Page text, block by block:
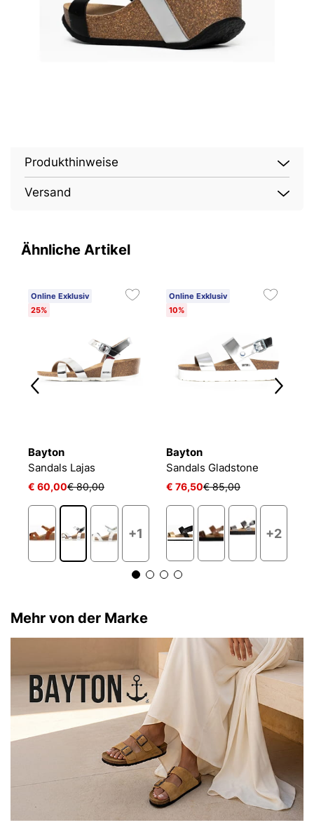
Produkthinweise
Versand
Ähnliche Artikel
Online Exklusiv
25%
Bayton
Sandals Lajas
€ 60,00€ 80,00
+1
Online Exklusiv
10%
Bayton
Sandals Gladstone
€ 76,50€ 85,00
+2
Mehr von der Marke